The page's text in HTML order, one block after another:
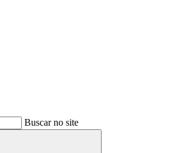
Buscar no site